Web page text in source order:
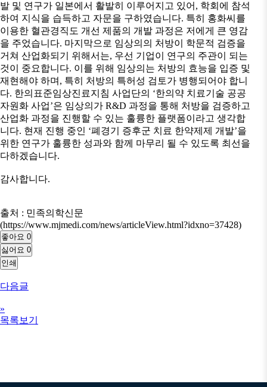
발 및 연구가 일본에서 활발히 이루어지고 있어, 학회에 참석
하여 지식을 습득하고 자문을 구하였습니다. 특히 홍화씨를
이용한 혈관경직도 개선 제품의 개발 과정은 저에게 큰 영감
을 주었습니다. 마지막으로 임상의의 처방이 학문적 검증을
거쳐 산업화되기 위해서는, 우선 기업이 연구의 주관이 되는
것이 중요합니다. 이를 위해 임상의는 처방의 효능을 입증 및
재현해야 하며, 특히 처방의 특허성 검토가 병행되어야 합니
다. 한의표준임상진료지침 사업단의 ‘한의약 치료기술 공공
자원화 사업’은 임상의가 R&D 과정을 통해 처방을 검증하고
산업화 과정을 진행할 수 있는 훌륭한 플랫폼이라고 생각합
니다. 현재 진행 중인 ‘폐경기 증후군 치료 한약제제 개발’을
위한 연구가 훌륭한 성과와 함께 마무리 될 수 있도록 최선을
다하겠습니다.
감사합니다.
출처 : 민족의학신문
(https://www.mjmedi.com/news/articleView.html?idxno=37428)
좋아요 0
싫어요 0
인쇄
다음글
»
목록보기